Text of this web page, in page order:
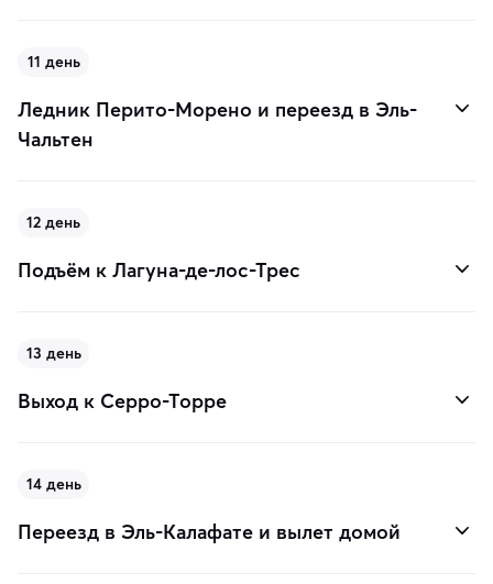
11 день
Ледник Перито-Морено и переезд в Эль-
Чальтен
12 день
Подъём к Лагуна-де-лос-Трес
13 день
Выход к Серро-Торре
14 день
Переезд в Эль-Калафате и вылет домой